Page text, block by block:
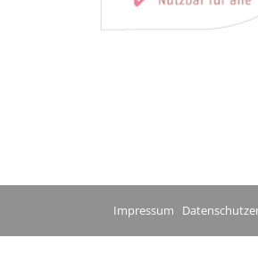
Impressum